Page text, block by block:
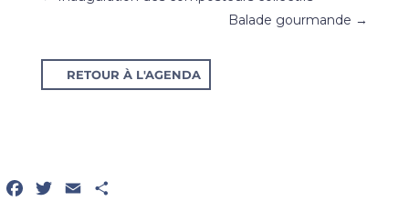
Balade gourmande →
RETOUR À L'AGENDA
Facebook
Twitter
Email